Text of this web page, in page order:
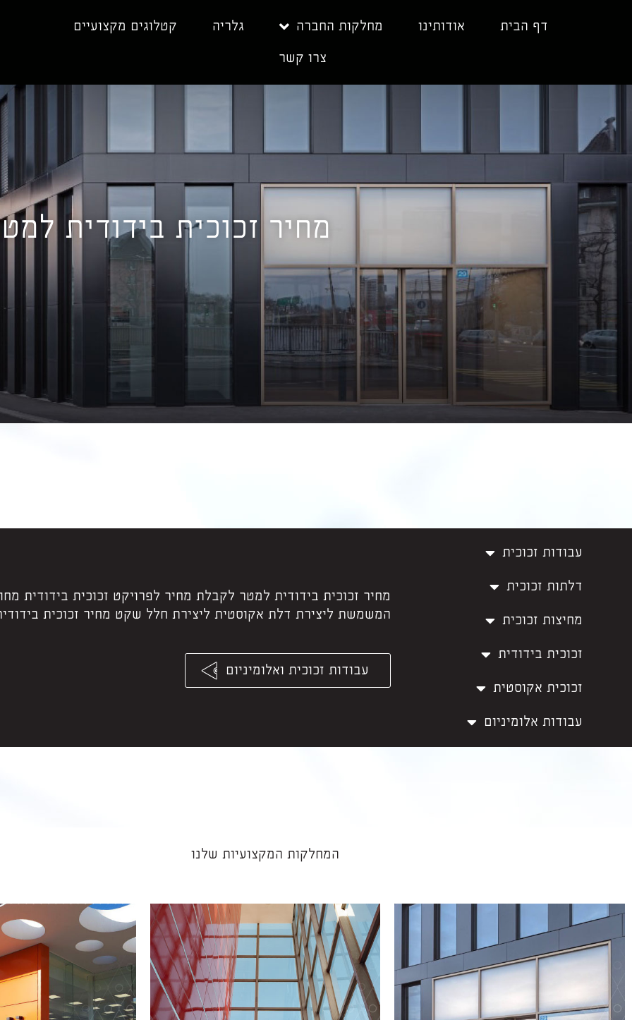
דף הבית אודותינו מחלקות החברה גלריה קטלוגים מקצועיים
צרו קשר
מחיר זכוכית בידודית
עבודות זכוכית
דלתות זכוכית
מחיצות זכוכית
זכוכית בידודית
זכוכית אקוסטית
עבודות אלומיניום
מחיר זכוכית בידודית למטר לקבלת מחיר לפרויקט זכוכית בידודית
המשמשת ליצירת דלת אקוסטית ליצירת חלל שקט מחיר זכוכית
עבודות זכוכית ואלומיניום
המחלקות המקצועיות שלנו